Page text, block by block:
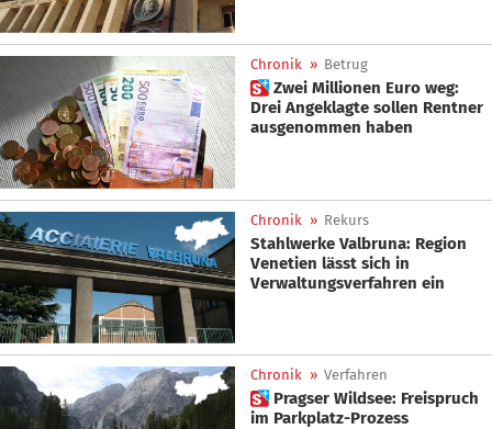
Chronik » Betrug
 Zwei Millionen Euro weg:
Drei Angeklagte sollen Rentner
ausgenommen haben
Chronik » Rekurs
Stahlwerke Valbruna: Region
Venetien lässt sich in
Verwaltungsverfahren ein
Chronik » Verfahren
 Pragser Wildsee: Freispruch
im Parkplatz-Prozess